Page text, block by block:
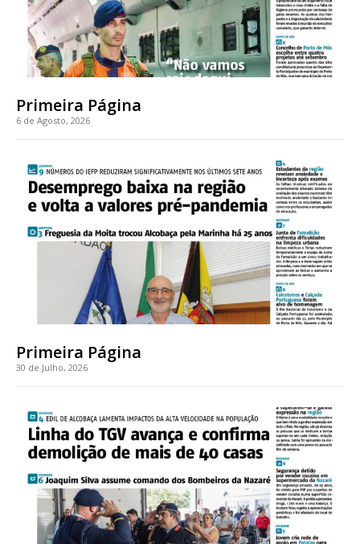
Planos de Assinatura
Faça-se assinante do Região de Cister e ajude-nos a manter este serviço
Sendo assinante terá acesso a todos os conteúdos exclusivos e versões
digitais.
Escolha o plano de assinatura desejado:
32€
12 meses
Edição em papel entregue à Quinta-feira em sua
Primeira Página
6 de Agosto, 2026
Primeira Página
30 de Julho, 2026